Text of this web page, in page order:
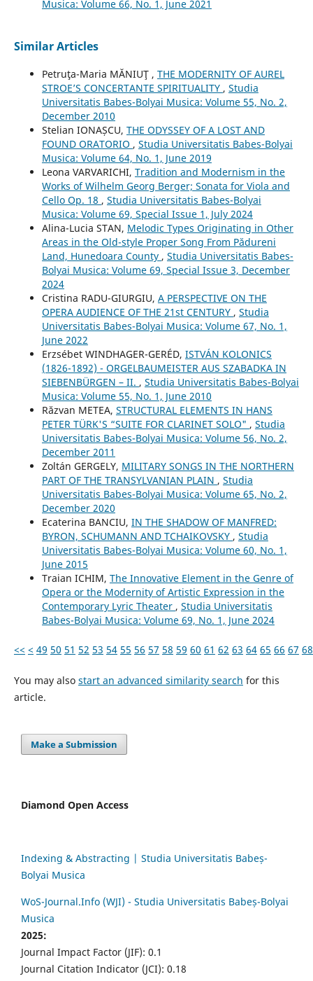
Musica: Volume 66, No. 1, June 2021
Similar Articles
Petruţa-Maria MĂNIUŢ , THE MODERNITY OF AUREL
STROE’S CONCERTANTE SPIRITUALITY , Studia
Universitatis Babes-Bolyai Musica: Volume 55, No. 2,
December 2010
Stelian IONAȘCU, THE ODYSSEY OF A LOST AND
FOUND ORATORIO , Studia Universitatis Babes-Bolyai
Musica: Volume 64, No. 1, June 2019
Leona VARVARICHI, Tradition and Modernism in the
Works of Wilhelm Georg Berger; Sonata for Viola and
Cello Op. 18 , Studia Universitatis Babes-Bolyai
Musica: Volume 69, Special Issue 1, July 2024
Alina-Lucia STAN, Melodic Types Originating in Other
Areas in the Old-style Proper Song From Pădureni
Land, Hunedoara County , Studia Universitatis Babes-
Bolyai Musica: Volume 69, Special Issue 3, December
2024
Cristina RADU-GIURGIU, A PERSPECTIVE ON THE
OPERA AUDIENCE OF THE 21st CENTURY , Studia
Universitatis Babes-Bolyai Musica: Volume 67, No. 1,
June 2022
Erzsébet WINDHAGER-GERÉD, ISTVÁN KOLONICS
(1826-1892) - ORGELBAUMEISTER AUS SZABADKA IN
SIEBENBÜRGEN – II. , Studia Universitatis Babes-Bolyai
Musica: Volume 55, No. 1, June 2010
Răzvan METEA, STRUCTURAL ELEMENTS IN HANS
PETER TÜRK'S “SUITE FOR CLARINET SOLO" , Studia
Universitatis Babes-Bolyai Musica: Volume 56, No. 2,
December 2011
Zoltán GERGELY, MILITARY SONGS IN THE NORTHERN
PART OF THE TRANSYLVANIAN PLAIN , Studia
Universitatis Babes-Bolyai Musica: Volume 65, No. 2,
December 2020
Ecaterina BANCIU, IN THE SHADOW OF MANFRED:
BYRON, SCHUMANN AND TCHAIKOVSKY , Studia
Universitatis Babes-Bolyai Musica: Volume 60, No. 1,
June 2015
Traian ICHIM, The Innovative Element in the Genre of
Opera or the Modernity of Artistic Expression in the
Contemporary Lyric Theater , Studia Universitatis
Babes-Bolyai Musica: Volume 69, No. 1, June 2024
<< < 49 50 51 52 53 54 55 56 57 58 59 60 61 62 63 64 65 66 67 68
You may also start an advanced similarity search for this
article.
Make a Submission
Diamond Open Access
Indexing & Abstracting | Studia Universitatis Babeș-
Bolyai Musica
WoS-Journal.Info (WJI) - Studia Universitatis Babeș-Bolyai
Musica
2025:
Journal Impact Factor (JIF): 0.1
Journal Citation Indicator (JCI): 0.18